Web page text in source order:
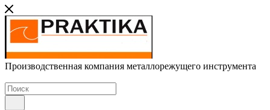
Производственная компания металлорежущего инструмента